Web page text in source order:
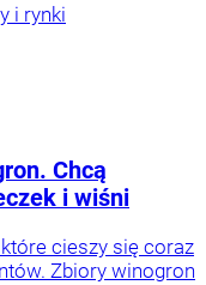
i rynki
Chcą
i wiśni
cieszy się coraz
Zbiory winogron